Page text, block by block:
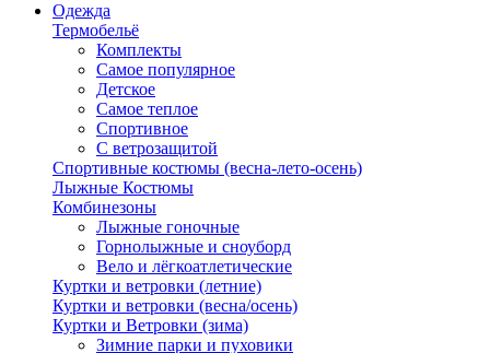
Одежда
Термобельё
Комплекты
Самое популярное
Детское
Самое теплое
Спортивное
С ветрозащитой
Спортивные костюмы (весна-лето-осень)
Лыжные Костюмы
Комбинезоны
Лыжные гоночные
Горнолыжные и сноуборд
Вело и лёгкоатлетические
Куртки и ветровки (летние)
Куртки и ветровки (весна/осень)
Куртки и Ветровки (зима)
Зимние парки и пуховики